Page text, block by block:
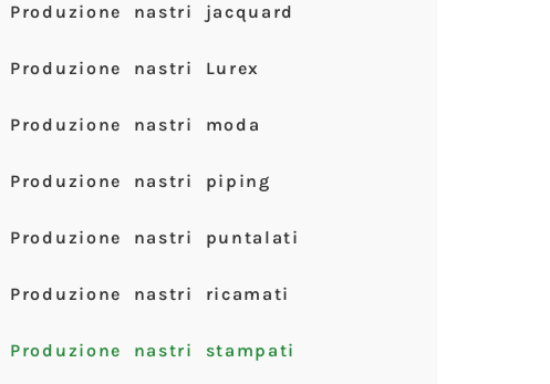
Produzione nastri jacquard
Produzione nastri Lurex
Produzione nastri moda
Produzione nastri piping
Produzione nastri puntalati
Produzione nastri ricamati
Produzione nastri stampati